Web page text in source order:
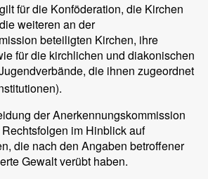
für die Konföderation, die Kirchen
weiteren an der
beteiligten Kirchen, ihre
für die kirchlichen und diakonischen
die ihnen zugeordnet
der Anerkennungskommission
im Hinblick auf
die nach den Angaben betroffener
Gewalt verübt haben.